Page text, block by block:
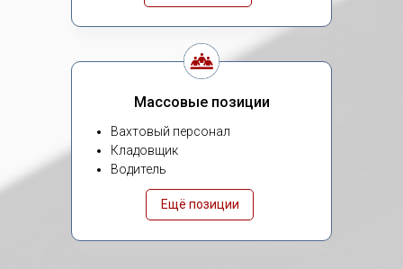
Массовые позиции
Вахтовый персонал
Кладовщик
Водитель
Ещё позиции